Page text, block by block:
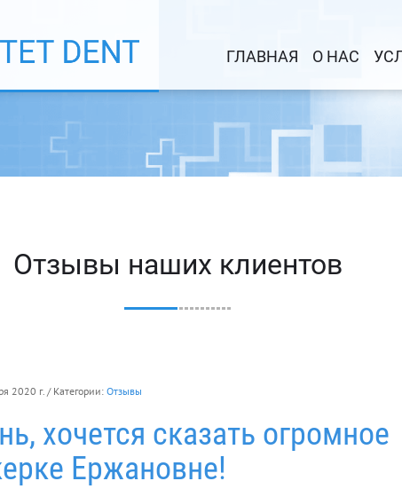
ГЛАВНАЯ О НАС
Отзывы наших клиентов
2020 г. / Категории: Отзывы
хочется сказать огромное
Ержановне!